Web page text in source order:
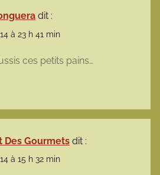
dit :
à 23 h 41 min
ces petits pains…
Des Gourmets dit :
à 15 h 32 min